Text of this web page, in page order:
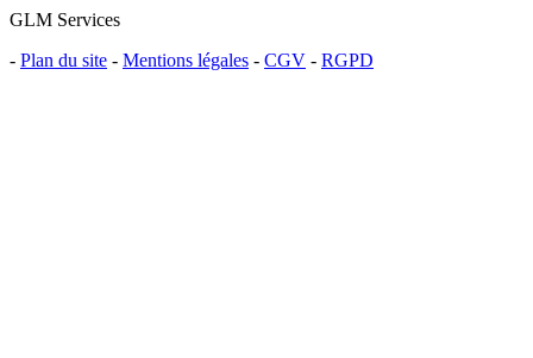
GLM Services
- Plan du site - Mentions légales - CGV - RGPD